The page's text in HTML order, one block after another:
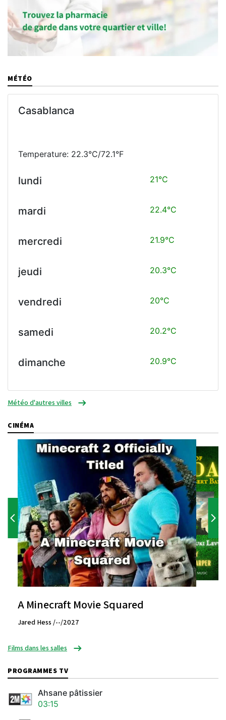
MÉTÉO
Casablanca
Temperature: 22.3°C/72.1°F
lundi 21°C
mardi 22.4°C
mercredi 21.9°C
jeudi 20.3°C
vendredi 20°C
samedi 20.2°C
dimanche 20.9°C
Météo d'autres villes
CINÉMA
A Minecraft Movie Squared
Jared Hess /--/2027
Films dans les salles
PROGRAMMES TV
Ahsane pâtissier
03:15